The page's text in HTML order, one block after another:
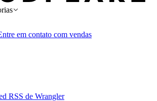
em contato com vendas
RSS de Wrangler